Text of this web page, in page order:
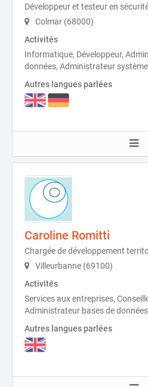
Développeur et testeur en
Colmar (68000)
Activités
Informatique, Développeur,
données, Administrateur
Autres langues parlées
Caroline Romitti
Chargée de développement
Villeurbanne (69100)
Activités
Services aux entreprises,
Administrateur bases de
Autres langues parlées